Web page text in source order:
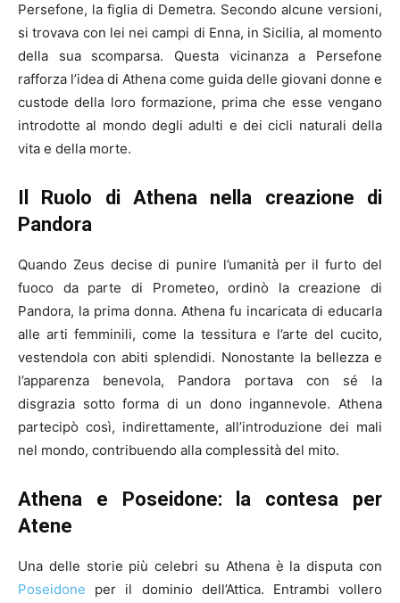
Persefone, la figlia di Demetra. Secondo alcune versioni,
si trovava con lei nei campi di Enna, in Sicilia, al momento
della sua scomparsa. Questa vicinanza a Persefone
rafforza l’idea di Athena come guida delle giovani donne e
custode della loro formazione, prima che esse vengano
introdotte al mondo degli adulti e dei cicli naturali della
vita e della morte.
Il Ruolo di Athena nella creazione di
Pandora
Quando Zeus decise di punire l’umanità per il furto del
fuoco da parte di Prometeo, ordinò la creazione di
Pandora, la prima donna. Athena fu incaricata di educarla
alle arti femminili, come la tessitura e l’arte del cucito,
vestendola con abiti splendidi. Nonostante la bellezza e
l’apparenza benevola, Pandora portava con sé la
disgrazia sotto forma di un dono ingannevole. Athena
partecipò così, indirettamente, all’introduzione dei mali
nel mondo, contribuendo alla complessità del mito.
Athena e Poseidone: la contesa per
Atene
Una delle storie più celebri su Athena è la disputa con
Poseidone per il dominio dell’Attica. Entrambi vollero